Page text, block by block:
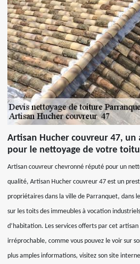
Artisan Hucher couvreur 47, un
pour le nettoyage de votre
Artisan couvreur chevronné réputé pour un
qualité, Artisan Hucher couvreur 47 est un
propriétaires dans la ville de Parranquet, dans
sur les toits des immeubles à vocation
d’habitation. Les services offerts par cet
irréprochable, comme vous pouvez le voir sur
plus amples informations, visitez son site